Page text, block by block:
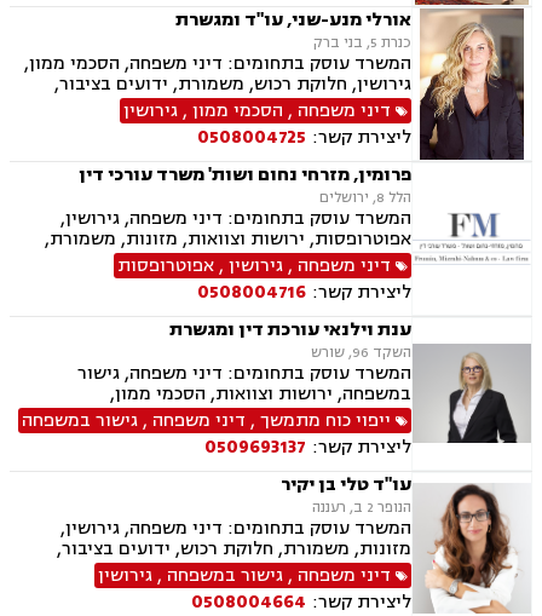
אורלי מנע-שני, עו"ד ומגשרת
כנרת 5, בני ברק
המשרד עוסק בתחומים: דיני משפחה, הסכמי ממון,
גירושין, חלוקת רכוש, משמורת, ידועים בציבור,
גישור במשפחה, ירושות וצוואות, ניכור הורי, נדל"ן,
ייפוי כוח מתמשך
דיני משפחה , הסכמי ממון,גירושין
ליצירת קשר: 0508004725
פרומין, מזרחי נחום ושות' משרד עורכי דין
הלל 8, ירושלים
המשרד עוסק בתחומים: דיני משפחה, גירושין,
אפוטרופסות, ירושות וצוואות, מזונות, משמורת,
ייפוי כוח מתמשך, ידועים בציבור, חלוקת רכוש,
הורות חד מינית, הסכמי ממון, דיני מקרקעין,
עסקאות מכר דירה, נדל"ן, ליקויי בנייה, פינוי בינוי,
פינוי מושכר, תמ"א 38, דיירות מוגנת , בנקים,
ערבויות ושטרות , פירוקים והקפאות הליכים, צווי
מניעה, ליווי עסקי, דיני חוזים, חדלות פירעון, פשיטת
רגל, הוצאה לפועל, גביית חובות, דיני חברות,
תביעות ייצוגיות, דיני עבודה
דיני משפחה ,גירושין,אפוטרופסות
ליצירת קשר: 0508004716
ענת וילנאי עורכת דין ומגשרת
השקד 96, שורש
המשרד עוסק בתחומים: דיני משפחה, גישור
במשפחה, ירושות וצוואות, הסכמי ממון,
אפוטרופסות, מזונות, משמורת, גירושין, חלוקת
רכוש, זמני שהות, ייפוי כוח מתמשך
ייפוי כוח מתמשך, דיני משפחה ,גישור במשפחה
ליצירת קשר: 0509693137
עו"ד טלי בן יקיר
הנופר 2 ב, רעננה
המשרד עוסק בתחומים: דיני משפחה, גירושין,
מזונות, משמורת, חלוקת רכוש, ידועים בציבור,
אבהות , הסכמי ממון, ירושות וצוואות, אפוטרופסות,
נישואים אזרחיים, הורות חד מינית
דיני משפחה ,גישור במשפחה ,גירושין
ליצירת קשר: 0508004664